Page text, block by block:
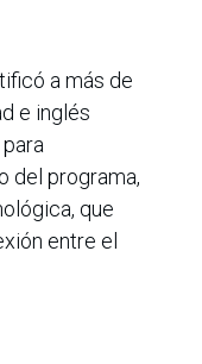
a más de
e inglés
del programa,
que
entre el